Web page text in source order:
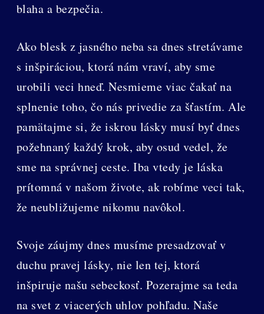
blaha a bezpečia.
Ako blesk z jasného neba sa dnes stretávame
s inšpiráciou, ktorá nám vraví, aby sme
urobili veci hneď. Nesmieme viac čakať na
splnenie toho, čo nás privedie za šťastím. Ale
pamätajme si, že iskrou lásky musí byť dnes
požehnaný každý krok, aby osud vedel, že
sme na správnej ceste. Iba vtedy je láska
prítomná v našom živote, ak robíme veci tak,
že neubližujeme nikomu navôkol.
Svoje záujmy dnes musíme presadzovať v
duchu pravej lásky, nie len tej, ktorá
inšpiruje našu sebeckosť. Pozerajme sa teda
na svet z viacerých uhlov pohľadu. Naše